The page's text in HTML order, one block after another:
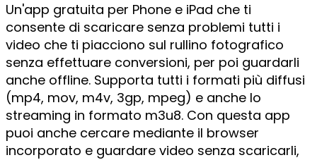
Un'app gratuita per Phone e iPad che ti
consente di scaricare senza problemi tutti i
video che ti piacciono sul rullino fotografico
senza effettuare conversioni, per poi guardarli
anche offline. Supporta tutti i formati più diffusi
(mp4, mov, m4v, 3gp, mpeg) e anche lo
streaming in formato m3u8. Con questa app
puoi anche cercare mediante il browser
incorporato e guardare video senza scaricarli,